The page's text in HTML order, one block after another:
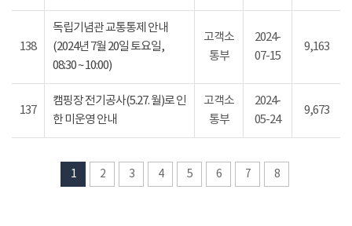
138
독립기념관 교통통제 안내
(2024년 7월 20일 토요일,
08:30 ~ 10:00)
고객소
통부
2024-
07-15
9,163
137
캠핑장 전기공사(5.27. 월)로 인
한 미운영 안내
고객소
통부
2024-
05-24
9,673
1 2 3 4 5 6 7 8